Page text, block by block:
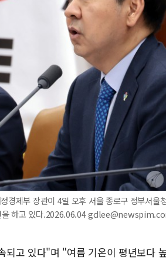
경제부 장관이 4일 오후 서울 종로구 정부서울
을 하고 있다.2026.06.04
고 있다"며 "여름 기온이 평년보다